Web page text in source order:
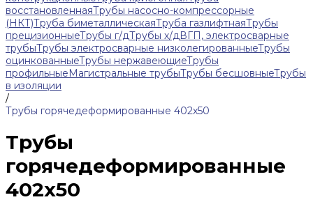
восстановленнаяТрубы насосно-компрессорные
(НКТ)Труба биметаллическаяТруба газлифтнаяТрубы
прецизионныеТрубы г/дТрубы х/дВГП, электросварные
трубыТрубы электросварные низколегированныеТрубы
оцинкованныеТрубы нержавеющиеТрубы
профильныеМагистральные трубыТрубы бесшовныеТрубы
в изоляции
/
Трубы горячедеформированные 402x50
Трубы
горячедеформированные
402x50